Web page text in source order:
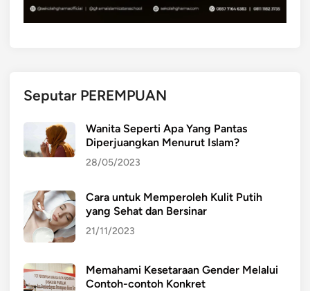
a
n
t
n
i
,
B
a
y
Seputar PEREMPUAN
Wanita Seperti Apa Yang Pantas
Diperjuangkan Menurut Islam?
28/05/2023
Cara untuk Memperoleh Kulit Putih
yang Sehat dan Bersinar
21/11/2023
Memahami Kesetaraan Gender Melalui
Contoh-contoh Konkret